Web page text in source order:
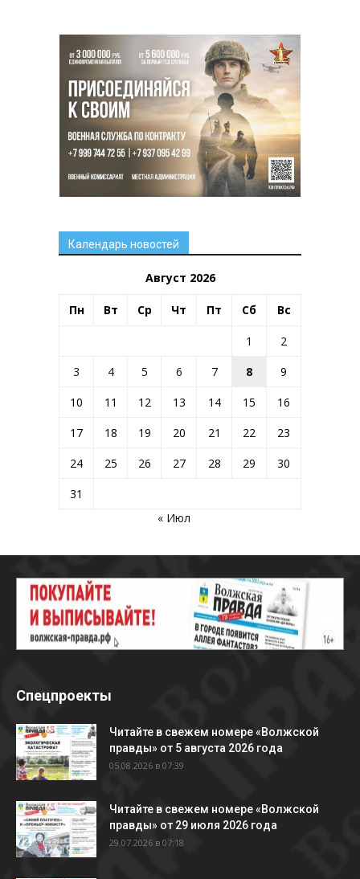
Календарь новостей
Август 2026
Пн Вт Ср Чт Пт Сб Вс
1
2
3
4 5 6 7 8
9
10
11 12 13 14 15
16
17
18 19 20 21 22
23
24
25 26 27 28 29
30
31
« Июл
Спецпроекты
Читайте в свежем номере «Волжской
правды» от 5 августа 2026 года
05.08.2026 в 07:39
Читайте в свежем номере «Волжской
правды» от 29 июля 2026 года
29.07.2026 в 07:18